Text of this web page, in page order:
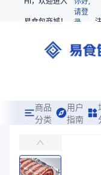
易食包商城！
请登
录
商品
分类
用户
指南
主要适用于牛、羊等肉制品
易食包（EPAK）专注于